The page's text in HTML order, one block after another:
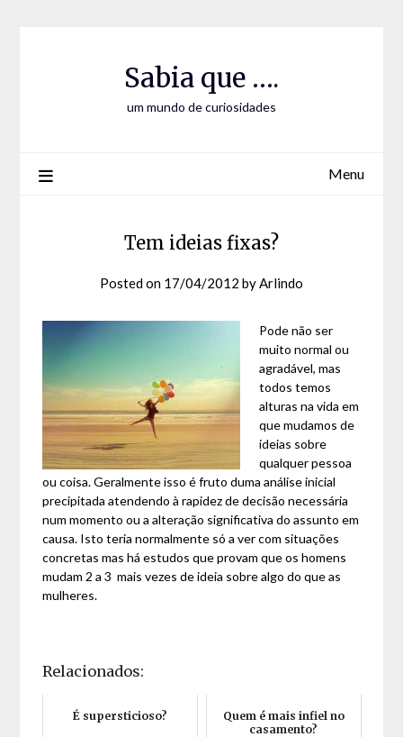
Sabia que ….
um mundo de curiosidades
Menu
Tem ideias fixas?
Posted on 17/04/2012 byArlindo
Pode não ser
muito normal ou
agradável, mas
todos temos
alturas na vida em
que mudamos de
ideias sobre
qualquer pessoa
ou coisa. Geralmente isso é fruto duma análise inicial
precipitada atendendo à rapidez de decisão necessária
num momento ou a alteração significativa do assunto em
causa. Isto teria normalmente só a ver com situações
concretas mas há estudos que provam que os homens
mudam 2 a 3 mais vezes de ideia sobre algo do que as
mulheres.
Relacionados:
É supersticioso?
Quem é mais infiel no
casamento?